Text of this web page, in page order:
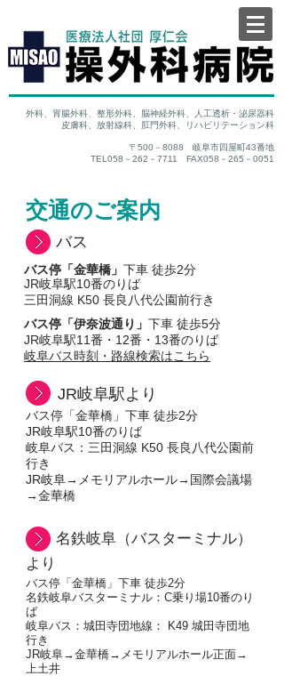
外科、胃腸外科、整形外科、脳神経外科、人工透析・泌尿器科
皮膚科、放射線科、肛門外科、リハビリテーション科
〒500－8088 岐阜市四屋町43番地
TEL058－262－7711 FAX058－265－0051
交通のご案内
バス
バス停「金華橋」 下車 徒歩2分
JR岐阜駅10番のりば
​三田洞線 K50 長良八代公園前行き
バス停「伊奈波通り」 下車 徒歩5分
JR岐阜駅11番・12番・13番のりば
岐阜バス時刻・路線検索はこちら
JR岐阜駅より
バス停「金華橋」下車 徒歩2分
JR岐阜駅10番のりば
​岐阜バス：三田洞線 K50 長良八代公園前
行き
​JR岐阜→メモリアルホール→国際会議場
→金華橋
​ 名鉄岐阜（バスターミナル）
より
バス停「金華橋」下車 徒歩2分
名鉄岐阜バスターミナル：C乗り場10番のり
ば
​岐阜バス：城田寺団地線： K49 城田寺団地
行き
​JR岐阜→金華橋→メモリアルホール正面→
上土井